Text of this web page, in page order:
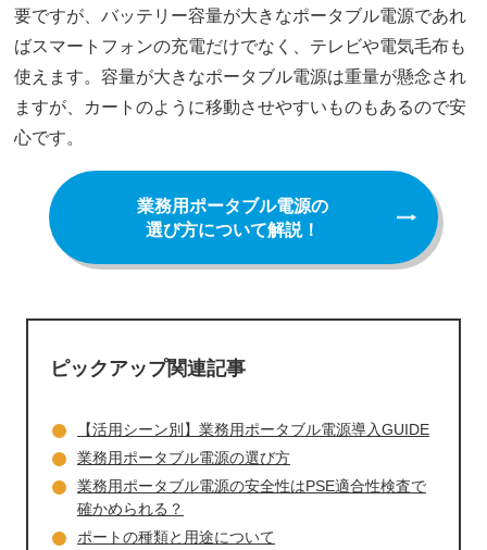
要ですが、バッテリー容量が大きなポータブル電源であれ
ばスマートフォンの充電だけでなく、テレビや電気毛布も
使えます。容量が大きなポータブル電源は重量が懸念され
ますが、カートのように移動させやすいものもあるので安
心です。
業務用ポータブル電源の
選び方について解説！
ピックアップ関連記事
【活用シーン別】業務用ポータブル電源導入GUIDE
業務用ポータブル電源の選び方
業務用ポータブル電源の安全性はPSE適合性検査で
確かめられる？
ポートの種類と用途について